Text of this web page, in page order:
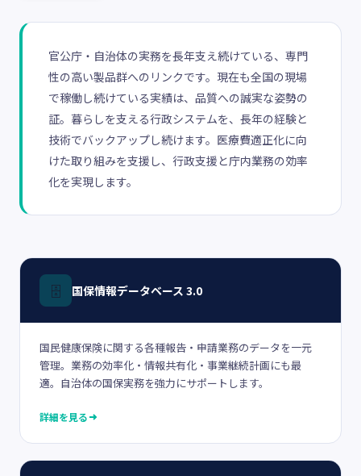
官公庁・自治体の実務を長年支え続けている、専門
性の高い製品群へのリンクです。現在も全国の現場
で稼働し続けている実績は、品質への誠実な姿勢の
証。暮らしを支える行政システムを、長年の経験と
技術でバックアップし続けます。医療費適正化に向
けた取り組みを支援し、行政支援と庁内業務の効率
化を実現します。
🗄️ 国保情報データベース 3.0
国民健康保険に関する各種報告・申請業務のデータを一元
管理。業務の効率化・情報共有化・事業継続計画にも最
適。自治体の国保実務を強力にサポートします。
詳細を見る